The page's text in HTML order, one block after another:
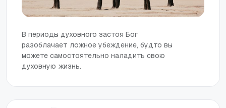
В периоды духовного застоя Бог
разоблачает ложное убеждение, будто вы
можете самостоятельно наладить свою
духовную жизнь.